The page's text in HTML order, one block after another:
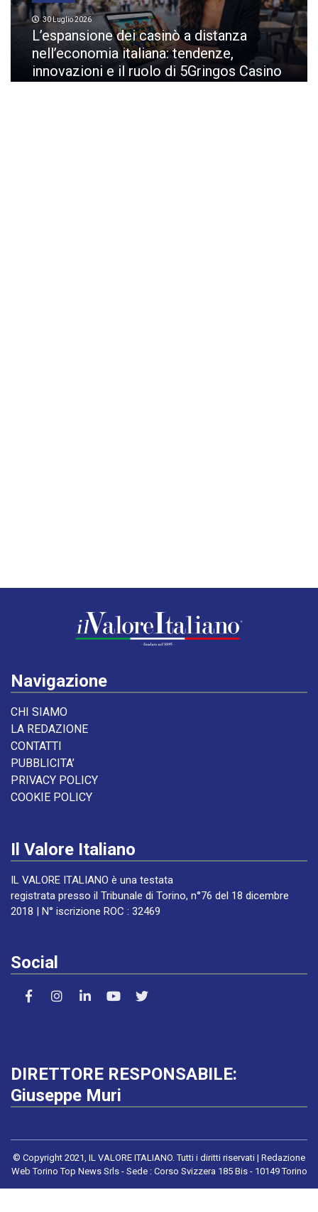
30 Luglio 2026
L’espansione dei casinò a distanza
nell’economia italiana: tendenze,
innovazioni e il ruolo di 5Gringos Casino
Navigazione
CHI SIAMO
LA REDAZIONE
CONTATTI
PUBBLICITA’
PRIVACY POLICY
COOKIE POLICY
Il Valore Italiano
IL VALORE ITALIANO è una testata
registrata presso il Tribunale di Torino, n°76 del 18 dicembre
2018 | N° iscrizione ROC : 32469
Social
DIRETTORE RESPONSABILE:
Giuseppe Muri
© Copyright 2021, IL VALORE ITALIANO. Tutti i diritti riservati | Redazione
Web Torino Top News Srls - Sede : Corso Svizzera 185 Bis - 10149 Torino